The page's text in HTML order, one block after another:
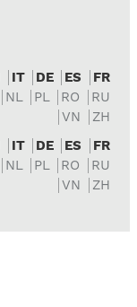
IT DE ES
FR
NL PL RO
RU
VN
ZH
IT DE ES
FR
NL PL RO
RU
VN
ZH